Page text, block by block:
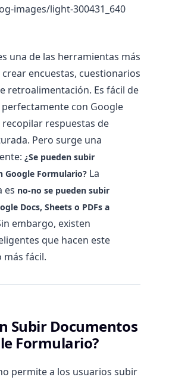
images/light-300431_640
una de las herramientas más
encuestas, cuestionarios
retroalimentación. Es fácil de
perfectamente con Google
respuestas de
Pero surge una
¿Se pueden subir
Google Formulario? La
es no-no se pueden subir
Docs, Sheets o PDFs a
embargo, existen
que hacen este
más fácil.
Subir Documentos
Formulario?
permite a los usuarios subir